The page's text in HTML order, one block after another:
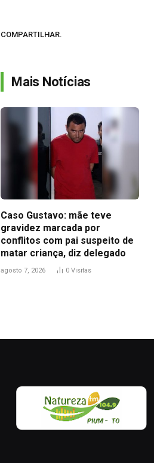
COMPARTILHAR.
Mais Notícias
Caso Gustavo: mãe teve
gravidez marcada por
conflitos com pai suspeito de
matar criança, diz delegado
agosto 7, 2026 0 Visitas